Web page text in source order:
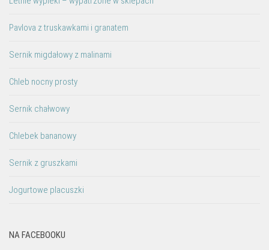
Pavlova z truskawkami i granatem
Sernik migdałowy z malinami
Chleb nocny prosty
Sernik chałwowy
Chlebek bananowy
Sernik z gruszkami
Jogurtowe placuszki
NA FACEBOOKU